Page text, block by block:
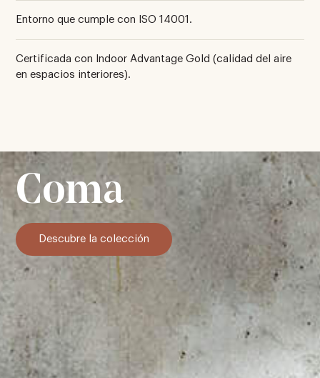
Entorno que cumple con ISO 14001.
Certificada con Indoor Advantage Gold (calidad del aire
en espacios interiores).
Coma
Descubre la colección